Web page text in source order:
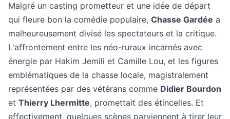
Malgré un casting prometteur et une idée de départ
qui fleure bon la comédie populaire, Chasse Gardée a
malheureusement divisé les spectateurs et la critique.
L'affrontement entre les néo-ruraux incarnés avec
énergie par Hakim Jemili et Camille Lou, et les figures
emblématiques de la chasse locale, magistralement
représentées par des vétérans comme Didier Bourdon
et Thierry Lhermitte, promettait des étincelles. Et
effectivement, quelques scènes parviennent à tirer leur